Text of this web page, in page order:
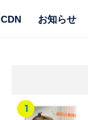
CDN お知らせ